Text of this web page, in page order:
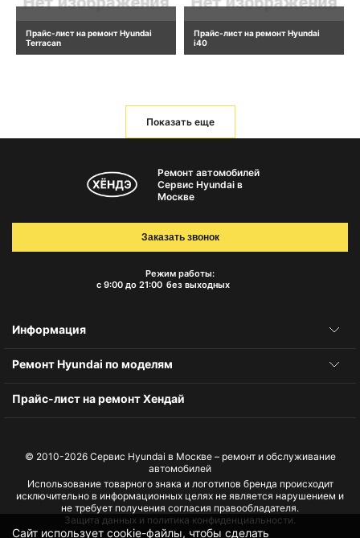
Прайс-лист на ремонт Hyundai
Terracan
Прайс-лист на ремонт Hyundai
i40
Показать еще
Сайт использует cookie-файлы, чтобы сделать
Ремонт автомобилей
Сервис Hyundai в
Москве
Режим работы:
с 9:00 до 21:00 без выходных
Заказать звонок
Информация
Ремонт Hyundai по моделям
Прайс-лист на ремонт Хендай
© 2010-2026 Сервис Hyundai в Москве – ремонт и обслуживание
автомобилей
Использование товарного знака и логотипов бренда происходит
исключительно в информационных целях не является нарушением и
не требует получения согласия правообладателя.
Защита данных и политика конфиденциальности.